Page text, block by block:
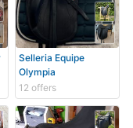
Selleria Equipe
Olympia
12 offers